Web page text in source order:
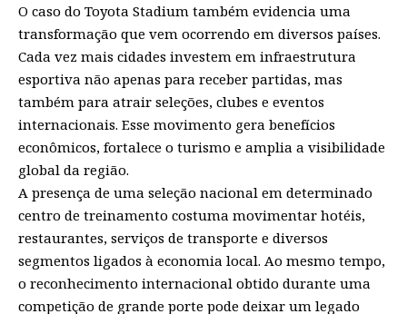
O caso do Toyota Stadium também evidencia uma
transformação que vem ocorrendo em diversos países.
Cada vez mais cidades investem em infraestrutura
esportiva não apenas para receber partidas, mas
também para atrair seleções, clubes e eventos
internacionais. Esse movimento gera benefícios
econômicos, fortalece o turismo e amplia a visibilidade
global da região.
A presença de uma seleção nacional em determinado
centro de treinamento costuma movimentar hotéis,
restaurantes, serviços de transporte e diversos
segmentos ligados à economia local. Ao mesmo tempo,
o reconhecimento internacional obtido durante uma
competição de grande porte pode deixar um legado